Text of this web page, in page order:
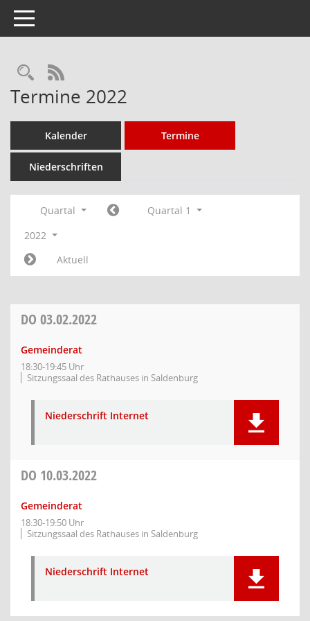
Toggle navigation
Rechercheauswahl
RSS-Feed
Termine 2022
Kalender Termine
Niederschriften
Quartal
Quartal 1
2022
Aktuell
DO 03.02.2022
Gemeinderat
18:30-19:45 Uhr
Sitzungssaal des Rathauses in Saldenburg
Niederschrift Internet
DO 10.03.2022
Gemeinderat
18:30-19:50 Uhr
Sitzungssaal des Rathauses in Saldenburg
Niederschrift Internet